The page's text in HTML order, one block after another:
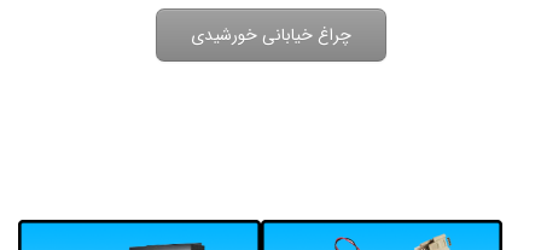
چراغ خیابانی خورشیدی